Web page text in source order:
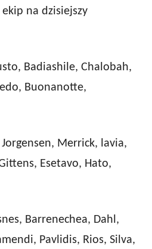
na dzisiejszy
Badiashile, Chalobah,
Buonanotte,
Merrick, lavia,
Esetavo, Hato,
Barrenechea, Dahl,
Pavlidis, Rios, Silva,